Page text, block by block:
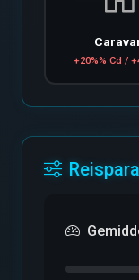
+20%% Cd /